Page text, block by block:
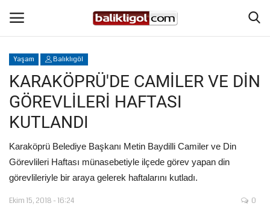
Giriş Yap
Anasayfa
Eğitim
Magazin
Yaşam Balıklıgöl
KARAKÖPRÜ'DE CAMİLER VE DİN
GÖREVLİLERİ HAFTASI
KUTLANDI
Karaköprü Belediye Başkanı Metin Baydilli Camiler ve Din
Görevlileri Haftası münasebetiyle ilçede görev yapan din
görevlileriyle bir araya gelerek haftalarını kutladı.
Ekim 15, 2018 - 16:24 0